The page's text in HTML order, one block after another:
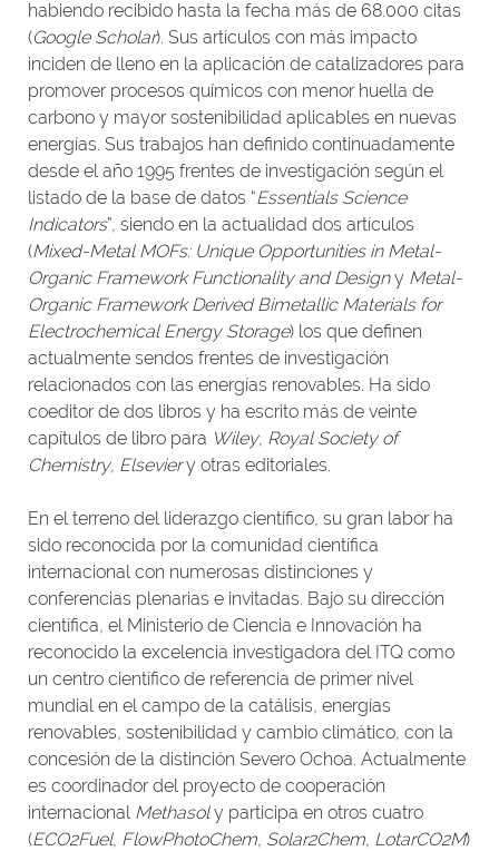
habiendo recibido hasta la fecha más de 68.000 citas
(Google Scholar). Sus artículos con más impacto
inciden de lleno en la aplicación de catalizadores para
promover procesos químicos con menor huella de
carbono y mayor sostenibilidad aplicables en nuevas
energías. Sus trabajos han definido continuadamente
desde el año 1995 frentes de investigación según el
listado de la base de datos “Essentials Science
Indicators”, siendo en la actualidad dos artículos
(Mixed-Metal MOFs: Unique Opportunities in Metal-
Organic Framework Functionality and Designy Metal-
Organic Framework Derived Bimetallic Materials for
Electrochemical Energy Storage) los que definen
actualmente sendos frentes de investigación
relacionados con las energías renovables. Ha sido
coeditor de dos libros y ha escrito más de veinte
capítulos de libro para Wiley, Royal Society of
Chemistry, Elseviery otras editoriales.
En el terreno del liderazgo científico, su gran labor ha
sido reconocida por la comunidad científica
internacional con numerosas distinciones y
conferencias plenarias e invitadas. Bajo su dirección
científica, el Ministerio de Ciencia e Innovación ha
reconocido la excelencia investigadora del ITQ como
un centro científico de referencia de primer nivel
mundial en el campo de la catálisis, energías
renovables, sostenibilidad y cambio climático, con la
concesión de la distinción Severo Ochoa. Actualmente
es coordinador del proyecto de cooperación
internacional Methasoly participa en otros cuatro
(ECO2Fuel, FlowPhotoChem, Solar2Chem, LotarCO2M)